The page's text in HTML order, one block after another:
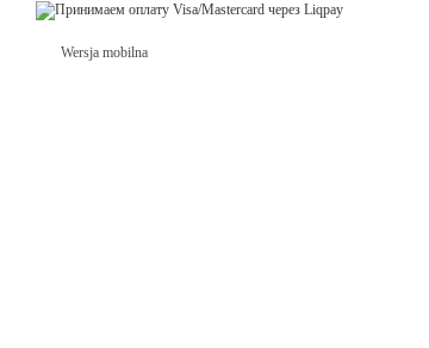
Wersja mobilna